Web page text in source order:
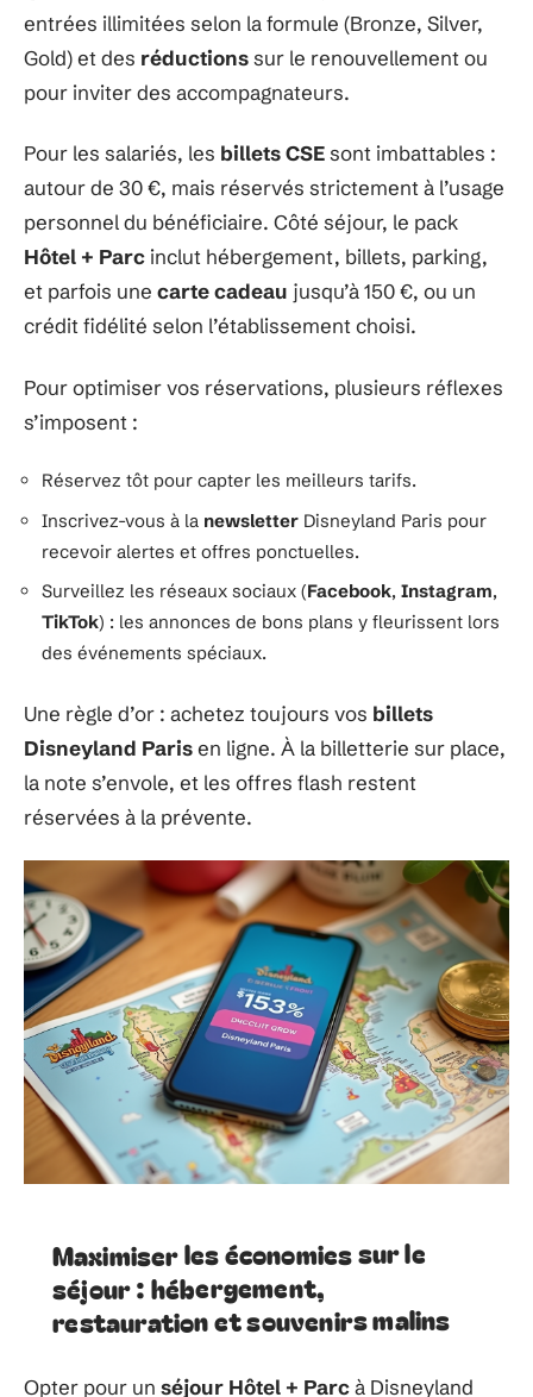
entrées illimitées selon la formule (Bronze, Silver,
Gold) et des réductionssur le renouvellement ou
pour inviter des accompagnateurs.
Pour les salariés, les billets CSEsont imbattables :
autour de 30 €, mais réservés strictement à l’usage
personnel du bénéficiaire. Côté séjour, le pack
Hôtel + Parc inclut hébergement, billets, parking,
et parfois une carte cadeau jusqu’à 150 €, ou un
crédit fidélité selon l’établissement choisi.
Pour optimiser vos réservations, plusieurs réflexes
s’imposent :
Réservez tôt pour capter les meilleurs tarifs.
Inscrivez-vous à la newsletter Disneyland Paris pour
recevoir alertes et offres ponctuelles.
Surveillez les réseaux sociaux (Facebook, Instagram,
TikTok) : les annonces de bons plans y fleurissent lors
des événements spéciaux.
Une règle d’or : achetez toujours vos billets
Disneyland Parisen ligne. À la billetterie sur place,
la note s’envole, et les offres flash restent
réservées à la prévente.
Maximiser les économies sur le
séjour : hébergement,
restauration et souvenirs malins
Opter pour un séjour Hôtel + Parcà Disneyland